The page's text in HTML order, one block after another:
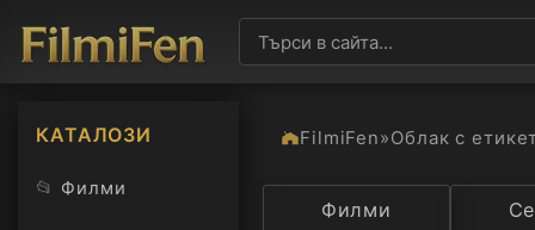
КАТАЛОЗИ
📂 Филми
FilmiFen»Облак с
Категория
Филми